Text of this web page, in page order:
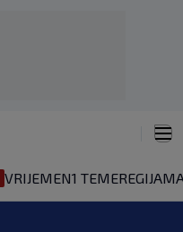
VRIJEMEN1 TEMEREGIJA